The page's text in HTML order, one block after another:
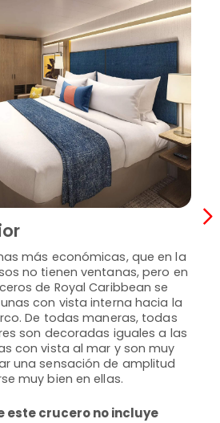
más económicas, que en la
no tienen ventanas, pero en
de Royal Caribbean se
con vista interna hacia la
De todas maneras, todas
son decoradas iguales a las
con vista al mar y son muy
una sensación de amplitud
muy bien en ellas.
este crucero no incluye